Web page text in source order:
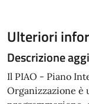
Ulteriori
Descrizione
Il PIAO - Piano
Organizzazione è